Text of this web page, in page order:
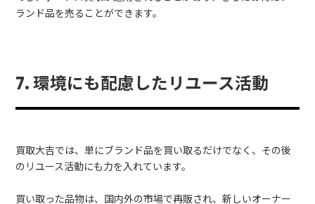
ランド品を売ることができます。
7. 環境にも配慮したリユース活動
買取大吉では、単にブランド品を買い取るだけでなく、その後
のリユース活動にも力を入れています。
買い取った品物は、国内外の市場で再販され、新しいオーナー